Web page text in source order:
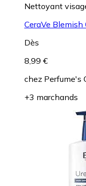
Nettoyant
CeraVe
Dès
8,99 €
chez Perfume's
+3 marchands